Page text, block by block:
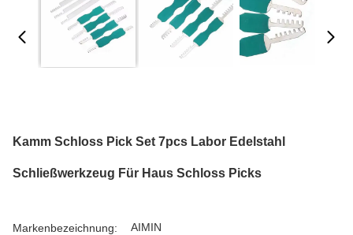
Kamm Schloss Pick Set 7pcs Labor Edelstahl
Schließwerkzeug Für Haus Schloss Picks
Markenbezeichnung: AIMIN